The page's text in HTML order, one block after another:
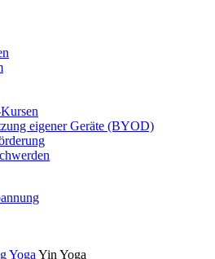
eigener Geräte (BYOD)
Yoga Yin Yoga